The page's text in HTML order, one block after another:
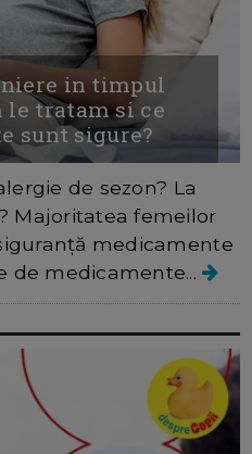
in timpul
tratam si ce
sunt sigure?
de sezon? La
Majoritatea femeilor
medicamente
de medicamente...